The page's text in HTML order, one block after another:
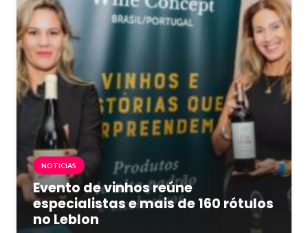
NOTICIAS
Evento de vinhos reúne
especialistas e mais de 160 rótulos
no Leblon